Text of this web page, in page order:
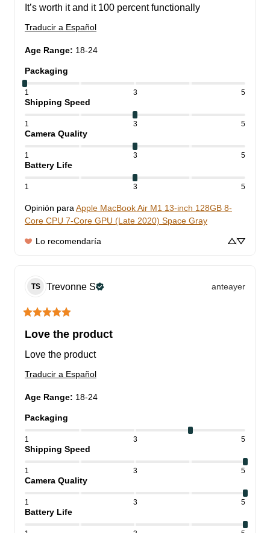
It’s worth it and it 100 percent functionally
Traducir a Español
Age Range: 18-24
Packaging
1 3 5
Shipping Speed
1 3 5
Camera Quality
1 3 5
Battery Life
1 3 5
Opinión para Apple MacBook Air M1 13-inch 128GB 8-
Core CPU 7-Core GPU (Late 2020) Space Gray
Lo recomendaría
TS Trevonne S anteayer
Love the product
Love the product
Traducir a Español
Age Range: 18-24
Packaging
1 3 5
Shipping Speed
1 3 5
Camera Quality
1 3 5
Battery Life